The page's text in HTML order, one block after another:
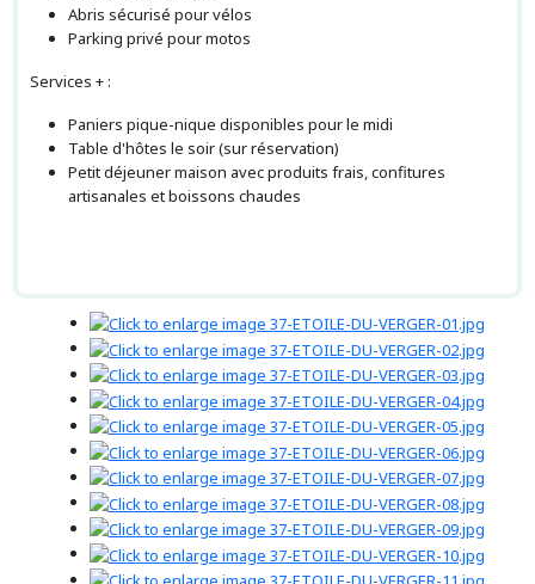
Abris sécurisé pour vélos
Parking privé pour motos
Services + :
Paniers pique-nique disponibles pour le midi
Table d'hôtes le soir (sur réservation)
Petit déjeuner maison avec produits frais, confitures
artisanales et boissons chaudes